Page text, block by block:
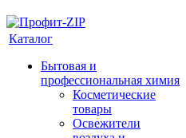
Каталог
Бытовая и
профессиональная химия
Косметические
товары
Освежители